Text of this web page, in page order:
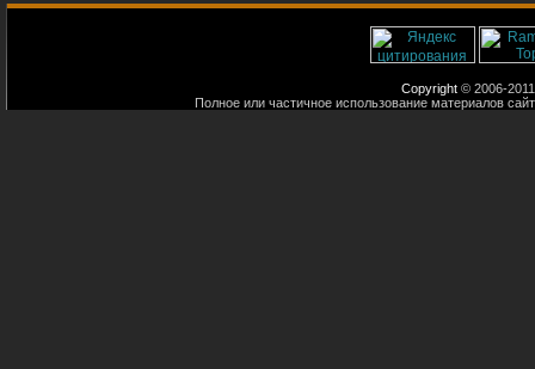
Copyright © 2006-
Полное или частичное использование материалов